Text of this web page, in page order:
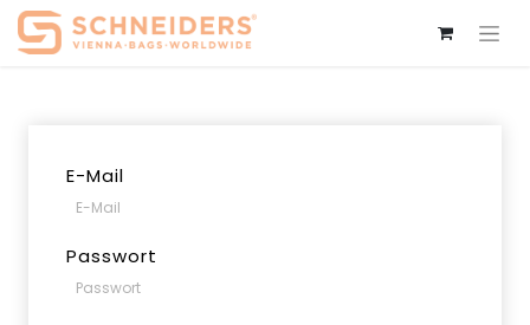
E-Mail
Passwort